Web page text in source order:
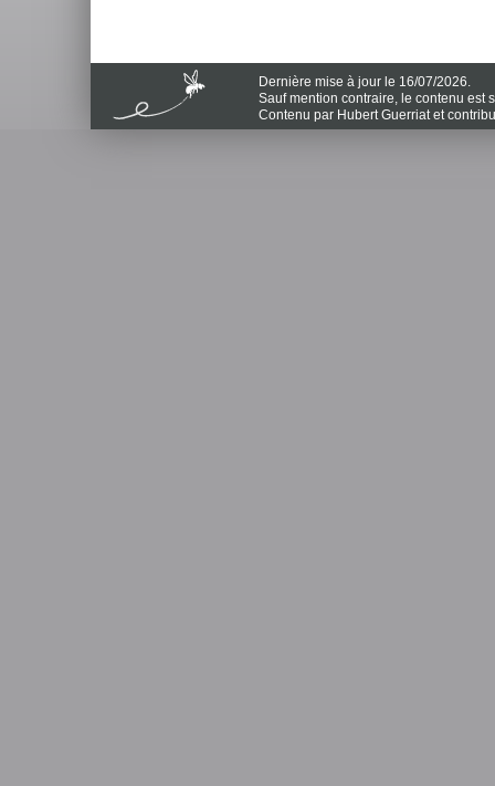
Dernière mise à jour le 16/07/2026.
Sauf mention contraire, le contenu est
Contenu par Hubert Guerriat et